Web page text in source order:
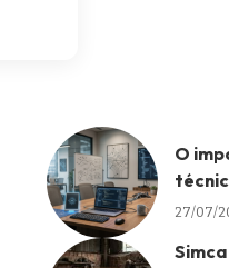
O
27/07/